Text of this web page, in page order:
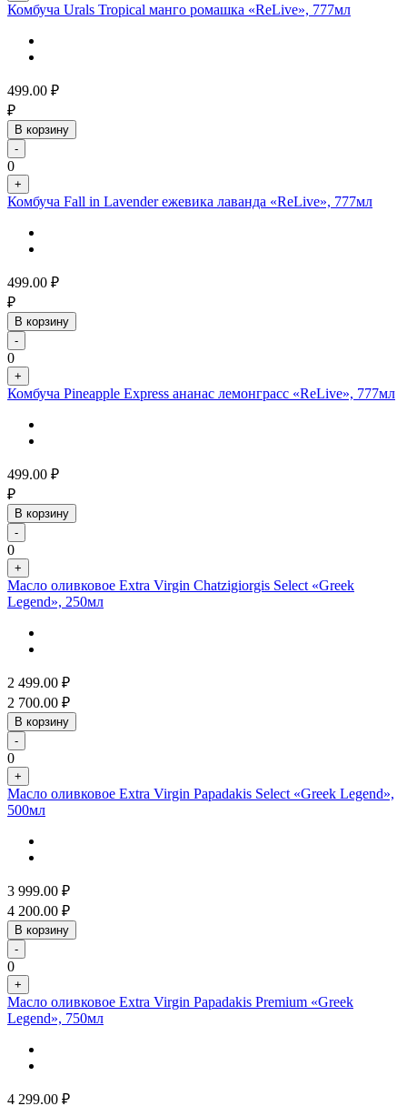
Комбуча Urals Tropical манго ромашка «ReLive», 777мл
499.00 ₽
₽
В корзину
-
0
+
Комбуча Fall in Lavender ежевика лаванда «ReLive», 777мл
499.00 ₽
₽
В корзину
-
0
+
Комбуча Pineapple Express ананас лемонграсс «ReLive», 777мл
499.00 ₽
₽
В корзину
-
0
+
Масло оливковое Extra Virgin Chatzigiorgis Select «Greek
Legend», 250мл
2 499.00 ₽
2 700.00 ₽
В корзину
-
0
+
Масло оливковое Extra Virgin Papadakis Select «Greek Legend»,
500мл
3 999.00 ₽
4 200.00 ₽
В корзину
-
0
+
Масло оливковое Extra Virgin Papadakis Premium «Greek
Legend», 750мл
4 299.00 ₽